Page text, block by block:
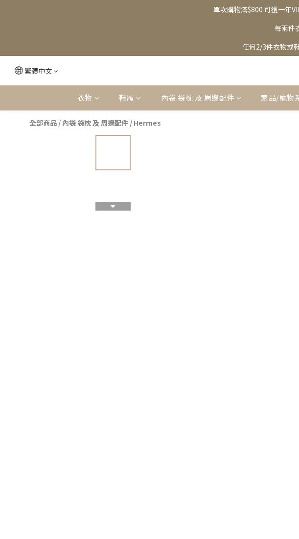
單次購物滿$800 可獲一年
每兩件
任何2/3件衣物或
繁體中文
衣物 鞋履 內袋 袋枕 及 周邊配件 家品/寵物
全部商品 / 內袋 袋枕 及 周邊配件 / Hermes